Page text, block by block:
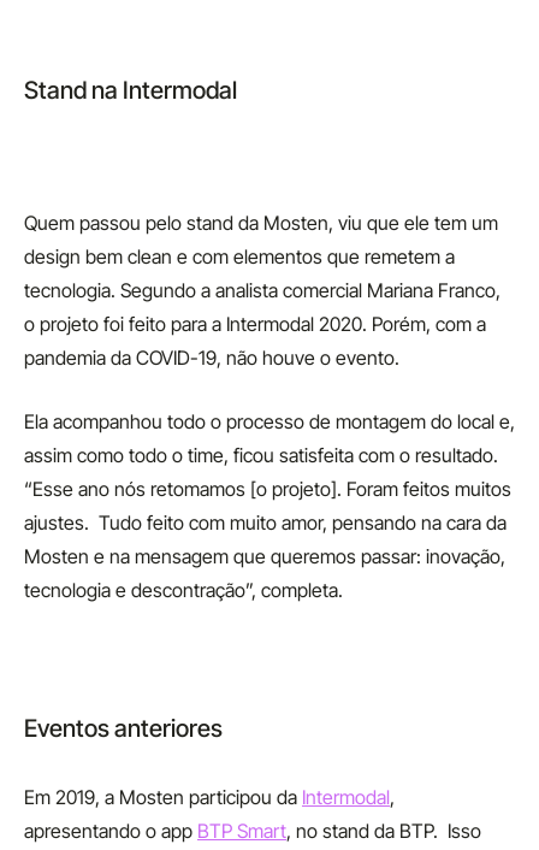
Stand na Intermodal
Quem passou pelo stand da Mosten, viu que ele tem um
design bem clean e com elementos que remetem a
tecnologia. Segundo a analista comercial Mariana Franco,
o projeto foi feito para a Intermodal 2020. Porém, com a
pandemia da COVID-19, não houve o evento.
Ela acompanhou todo o processo de montagem do local e,
assim como todo o time, ficou satisfeita com o resultado.
“Esse ano nós retomamos [o projeto]. Foram feitos muitos
ajustes. Tudo feito com muito amor, pensando na cara da
Mosten e na mensagem que queremos passar: inovação,
tecnologia e descontração”, completa.
Eventos anteriores
Em 2019, a Mosten participou da Intermodal,
apresentando o app BTP Smart, no stand da BTP. Isso